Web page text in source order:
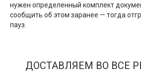
нужен определенный комплект
сообщить об этом заранее — тогда
пауз.
ДОСТАВЛЯЕМ ВО ВСЕ